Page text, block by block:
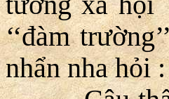
‘‘đàm
nhẩn nha hỏi :